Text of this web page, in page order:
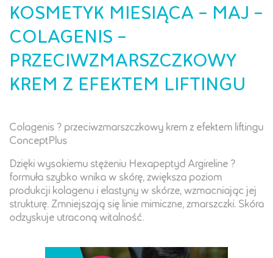
KOSMETYK MIESIĄCA – MAJ –
COLAGENIS –
PRZECIWZMARSZCZKOWY
KREM Z EFEKTEM LIFTINGU
Colagenis ? przeciwzmarszczkowy krem z efektem liftingu
ConceptPlus
Dzięki wysokiemu stężeniu Hexapeptyd Argireline ?
formuła szybko wnika w skórę, zwiększa poziom
produkcji kolagenu i elastyny w skórze, wzmacniając jej
strukturę. Zmniejszają się linie mimiczne, zmarszczki. Skóra
odzyskuje utraconą witalność.